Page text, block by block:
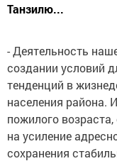
Танзилю...
- Деятельность
создании условий
тенденций в
населения района.
пожилого
на усиление
сохранения